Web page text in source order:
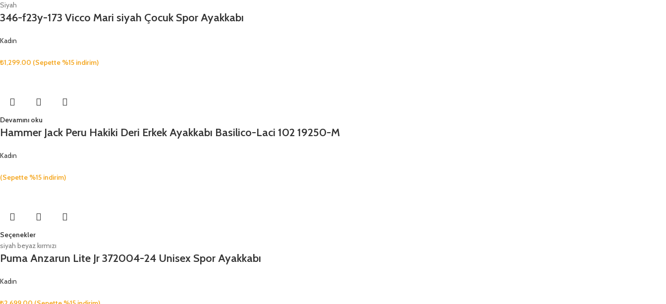
Siyah
346-f23y-173 Vicco Mari siyah Çocuk Spor Ayakkabı
Kadın
₺1,299.00 (Sepette %15 indirim)
Devamını oku
Hammer Jack Peru Hakiki Deri Erkek Ayakkabı Basilico-Laci 102 19250-M
Kadın
(Sepette %15 indirim)
Seçenekler
siyah beyaz kırmızı
Puma Anzarun Lite Jr 372004-24 Unisex Spor Ayakkabı
Kadın